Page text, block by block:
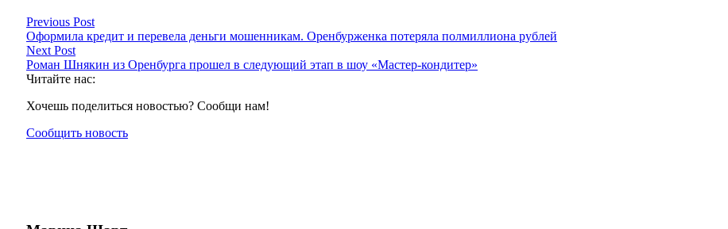
Previous Post
Оформила кредит и перевела деньги мошенникам. Оренбурженка потеряла полмиллиона рублей
Next Post
Роман Шнякин из Оренбурга прошел в следующий этап в шоу «Мастер-кондитер»
Читайте нас:
Хочешь поделиться новостью? Сообщи нам!
Сообщить новость